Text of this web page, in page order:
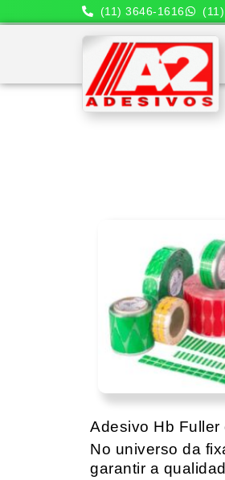
(11) 3646-1616
Adesivo Hb Fuller
No universo da
garantir a